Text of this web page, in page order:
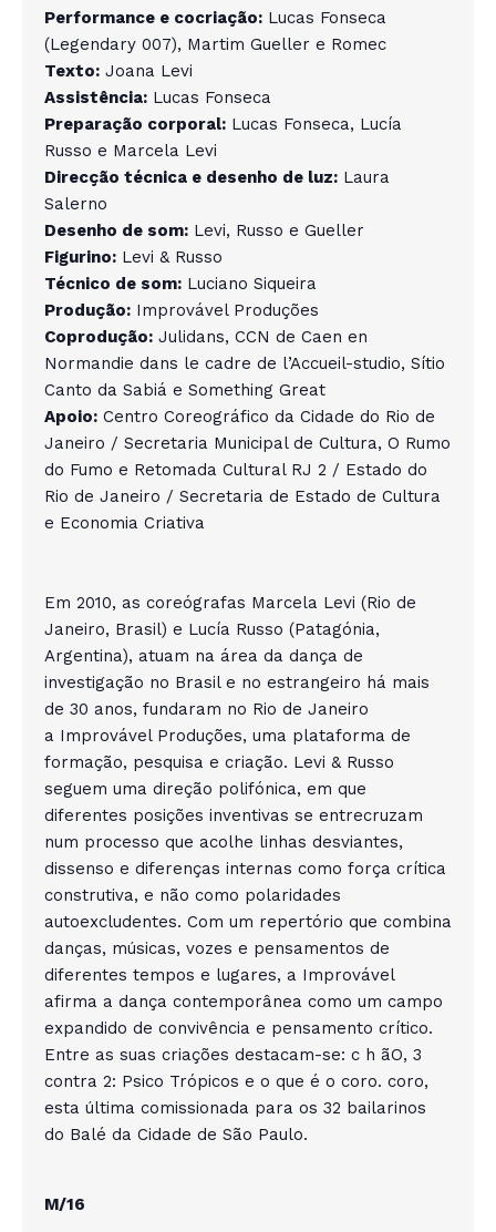
Performance e cocriação: Lucas Fonseca
(Legendary 007), Martim Gueller e Romec
Texto: Joana Levi
Assistência: Lucas Fonseca
Preparação corporal: Lucas Fonseca, Lucía
Russo e Marcela Levi
Direcção técnica e desenho de luz: Laura
Salerno
Desenho de som: Levi, Russo e Gueller
Figurino: Levi & Russo
Técnico de som: Luciano Siqueira
Produção: Improvável Produções
Coprodução: Julidans, CCN de Caen en
Normandie dans le cadre de l’Accueil-studio, Sítio
Canto da Sabiá e Something Great
Apoio: Centro Coreográfico da Cidade do Rio de
Janeiro / Secretaria Municipal de Cultura, O Rumo
do Fumo e Retomada Cultural RJ 2 / Estado do
Rio de Janeiro / Secretaria de Estado de Cultura
e Economia Criativa
Em 2010, as coreógrafas Marcela Levi (Rio de
Janeiro, Brasil) e Lucía Russo (Patagónia,
Argentina), atuam na área da dança de
investigação no Brasil e no estrangeiro há mais
de 30 anos, fundaram no Rio de Janeiro
a Improvável Produções, uma plataforma de
formação, pesquisa e criação. Levi & Russo
seguem uma direção polifónica, em que
diferentes posições inventivas se entrecruzam
num processo que acolhe linhas desviantes,
dissenso e diferenças internas como força crítica
construtiva, e não como polaridades
autoexcludentes. Com um repertório que combina
danças, músicas, vozes e pensamentos de
diferentes tempos e lugares, a Improvável
afirma a dança contemporânea como um campo
expandido de convivência e pensamento crítico.
Entre as suas criações destacam-se: c h ãO, 3
contra 2: Psico Trópicos e o que é o coro. coro,
esta última comissionada para os 32 bailarinos
do Balé da Cidade de São Paulo.
M/16